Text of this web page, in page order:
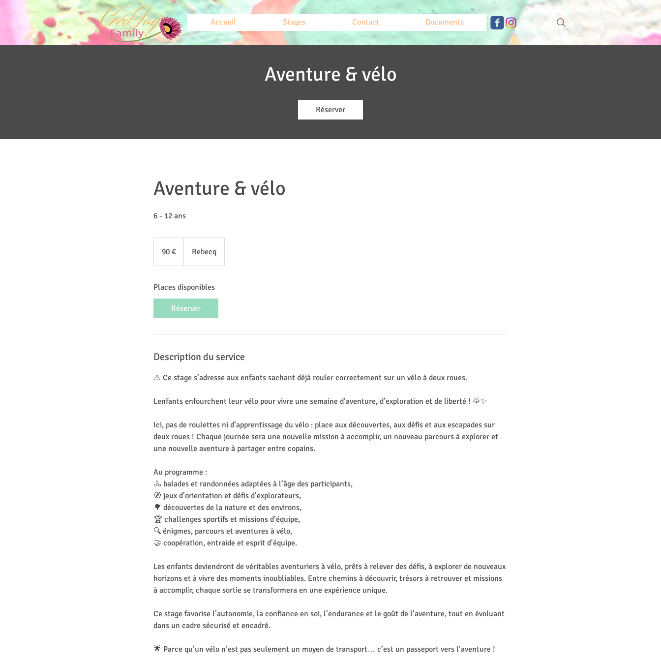
Accueil Stages Contact Documents
Aventure & vélo
Réserver
Aventure & vélo
6 - 12 ans
90 € Rebecq
Places disponibles
Réserver
Description du service
⚠️ Ce stage s’adresse aux enfants sachant déjà rouler correctement sur un vélo à deux roues.
Lenfants enfourchent leur vélo pour vivre une semaine d’aventure, d’exploration et de liberté ! 🌞✨
Ici, pas de roulettes ni d’apprentissage du vélo : place aux découvertes, aux défis et aux escapades sur
deux roues ! Chaque journée sera une nouvelle mission à accomplir, un nouveau parcours à explorer et
une nouvelle aventure à partager entre copains.
Au programme :
🚴 balades et randonnées adaptées à l’âge des participants,
🧭 jeux d’orientation et défis d’explorateurs,
🌳 découvertes de la nature et des environs,
🏆 challenges sportifs et missions d’équipe,
🔍 énigmes, parcours et aventures à vélo,
🤝 coopération, entraide et esprit d’équipe.
Les enfants deviendront de véritables aventuriers à vélo, prêts à relever des défis, à explorer de nouveaux
horizons et à vivre des moments inoubliables. Entre chemins à découvrir, trésors à retrouver et missions
à accomplir, chaque sortie se transformera en une expérience unique.
Ce stage favorise l’autonomie, la confiance en soi, l’endurance et le goût de l’aventure, tout en évoluant
dans un cadre sécurisé et encadré.
🌟 Parce qu’un vélo n’est pas seulement un moyen de transport… c’est un passeport vers l’aventure !